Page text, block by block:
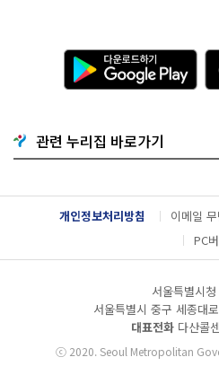
다
운
로
기
G
o
g
l
e
l
관련 누리집 바로가기
개인정보처리방침 이메일
PC
서울특별시
서울특별시 중구 세종대
대표전화 다산콜
ⓒ2020. Seoul Metropolitan